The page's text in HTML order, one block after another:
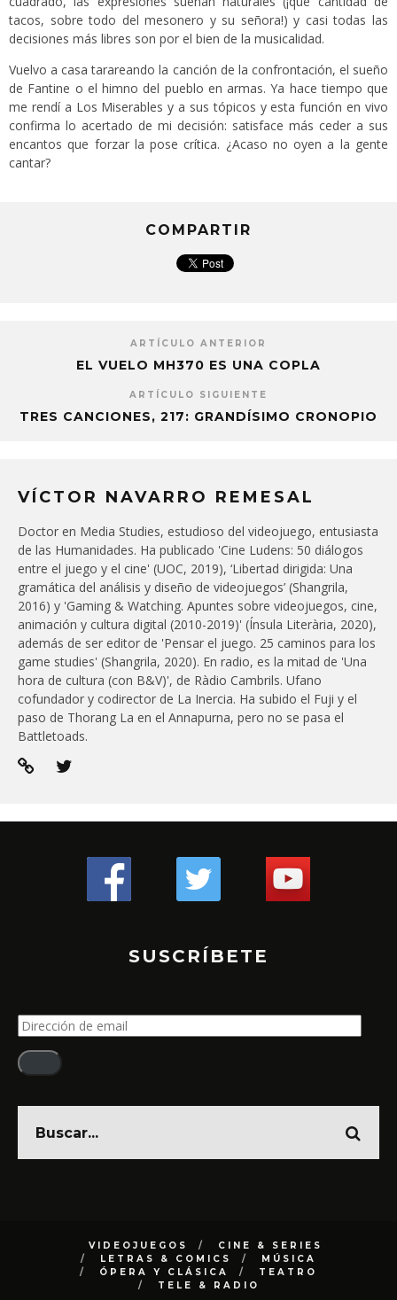
tacos, sobre todo del mesonero y su señora!) y casi todas las
decisiones más libres son por el bien de la musicalidad.
Vuelvo a casa tarareando la canción de la confrontación, el sueño
de Fantine o el himno del pueblo en armas. Ya hace tiempo que
me rendí a Los Miserables y a sus tópicos y esta función en vivo
confirma lo acertado de mi decisión: satisface más ceder a sus
encantos que forzar la pose crítica. ¿Acaso no oyen a la gente
cantar?
COMPARTIR
ARTÍCULO ANTERIOR
EL VUELO MH370 ES UNA COPLA
ARTÍCULO SIGUIENTE
TRES CANCIONES, 217: GRANDÍSIMO CRONOPIO
VÍCTOR NAVARRO REMESAL
Doctor en Media Studies, estudioso del videojuego, entusiasta
de las Humanidades. Ha publicado 'Cine Ludens: 50 diálogos
entre el juego y el cine' (UOC, 2019), ‘Libertad dirigida: Una
gramática del análisis y diseño de videojuegos’ (Shangrila,
2016) y 'Gaming & Watching. Apuntes sobre videojuegos, cine,
animación y cultura digital (2010-2019)' (Ínsula Literària, 2020),
además de ser editor de 'Pensar el juego. 25 caminos para los
game studies' (Shangrila, 2020). En radio, es la mitad de 'Una
hora de cultura (con B&V)', de Ràdio Cambrils. Ufano
cofundador y codirector de La Inercia. Ha subido el Fuji y el
paso de Thorang La en el Annapurna, pero no se pasa el
Battletoads.
SUSCRÍBETE
Dirección
de
email
VIDEOJUEGOS
CINE & SERIES
LETRAS & COMICS
MÚSICA
ÓPERA Y CLÁSICA
TEATRO
TELE & RADIO